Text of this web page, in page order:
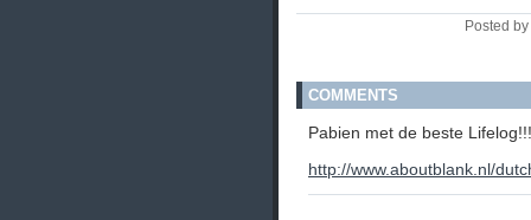
Posted
COMMENTS
Pabien met de beste Lifelog!!!
http://www.aboutblank.nl/